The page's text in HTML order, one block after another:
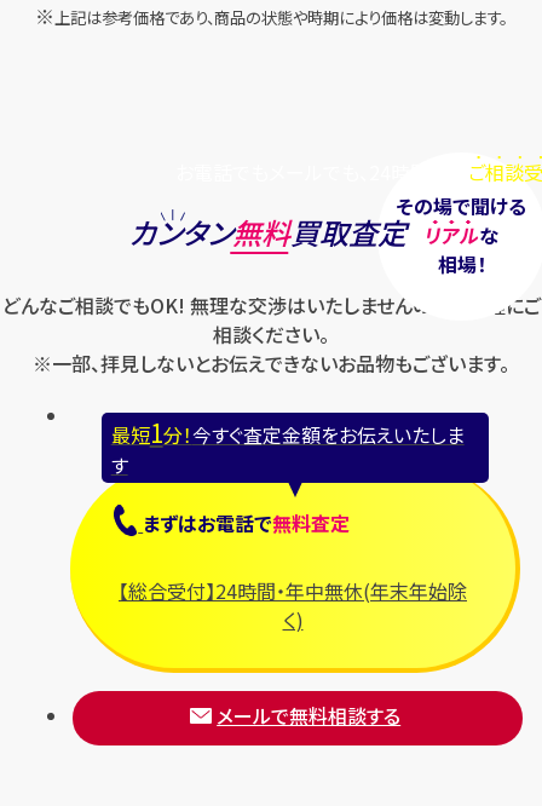
ルイ・ヴィトン バッグ ダミエ ネヴ
ァーフルMM N51105
買取参考価格 70,000円
ルイ・ヴィトン バッグ ネヴァーフ
ル N51105
買取参考価格 70,000円
店舗買取
ルイ・ヴィトン モノグラム ネヴァ
店舗買取
ルイ・ヴィトン モノグラム ネヴ
上記は参考価格であり、商品の状態や時期により価格は変動します。
ご相談
その場で聞ける
リアルな
相場！
カンタン無料買取査定
どんなご相談でもOK! 無理な交渉はいたしませんのでお気軽にご
相談ください。
※一部、拝見しないとお伝えできないお品物もございます。
最短1分！今すぐ査定金額をお伝えいたしま
す
まずはお電話で無料査定
【総合受付】24時間・年中無休(年末年始除
く)
メールで無料相談する